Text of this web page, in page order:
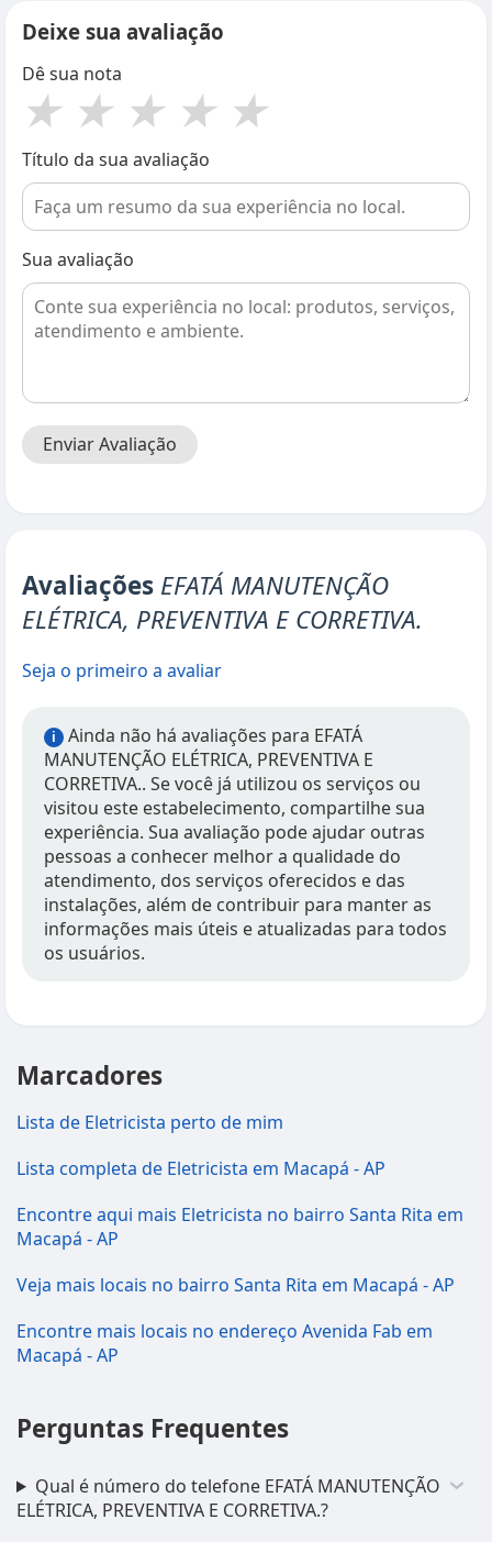
Deixe sua avaliação
Dê sua nota
★ ★ ★ ★ ★
Título da sua avaliação
Sua avaliação
Enviar Avaliação
Avaliações EFATÁ MANUTENÇÃO
ELÉTRICA, PREVENTIVA E CORRETIVA.
Seja o primeiro a avaliar
i
Ainda não há avaliações para EFATÁ
MANUTENÇÃO ELÉTRICA, PREVENTIVA E
CORRETIVA.. Se você já utilizou os serviços ou
visitou este estabelecimento, compartilhe sua
experiência. Sua avaliação pode ajudar outras
pessoas a conhecer melhor a qualidade do
atendimento, dos serviços oferecidos e das
instalações, além de contribuir para manter as
informações mais úteis e atualizadas para todos
os usuários.
Marcadores
Lista de Eletricista perto de mim
Lista completa de Eletricista em Macapá - AP
Encontre aqui mais Eletricista no bairro Santa Rita em
Macapá - AP
Veja mais locais no bairro Santa Rita em Macapá - AP
Encontre mais locais no endereço Avenida Fab em
Macapá - AP
Perguntas Frequentes
Qual é número do telefone EFATÁ MANUTENÇÃO
ELÉTRICA, PREVENTIVA E CORRETIVA.?